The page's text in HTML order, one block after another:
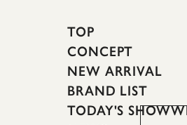
TOP
CONCEPT
NEW ARRIVAL
BRAND LIST
TODAY'S